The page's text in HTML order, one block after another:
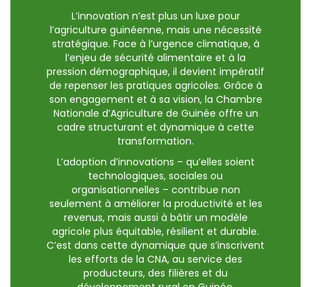
L’innovation n’est plus un luxe pour
l’agriculture guinéenne, mais une nécessité
stratégique. Face à l’urgence climatique, à
l’enjeu de sécurité alimentaire et à la
pression démographique, il devient impératif
de repenser les pratiques agricoles. Grâce à
son engagement et à sa vision, la Chambre
Nationale d’Agriculture de Guinée offre un
cadre structurant et dynamique à cette
transformation.
L’adoption d’innovations – qu’elles soient
technologiques, sociales ou
organisationnelles – contribue non
seulement à améliorer la productivité et les
revenus, mais aussi à bâtir un modèle
agricole plus équitable, résilient et durable.
C’est dans cette dynamique que s’inscrivent
les efforts de la CNA, au service des
producteurs, des filières et du